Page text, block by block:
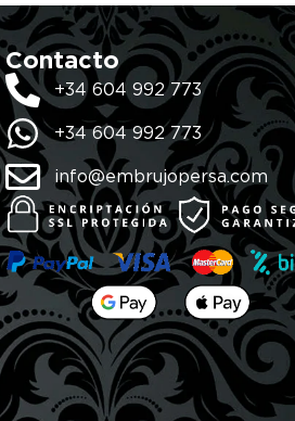
Contacto
+34 604 992 773
+34 604 992 773
info@embrujopersa.com